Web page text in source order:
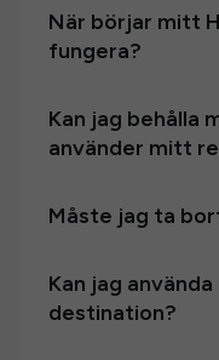
När börjar mitt
fungera?
Kan jag behålla
använder mitt
Måste jag ta
Kan jag
destination?